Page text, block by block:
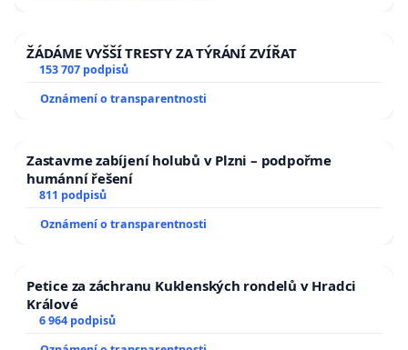
ŽÁDÁME VYŠŠÍ TRESTY ZA TÝRÁNÍ ZVÍŘAT
153 707 podpisů
Oznámení o transparentnosti
Zastavme zabíjení holubů v Plzni – podpořme
humánní řešení
811 podpisů
Oznámení o transparentnosti
Petice za záchranu Kuklenských rondelů v Hradci
Králové
6 964 podpisů